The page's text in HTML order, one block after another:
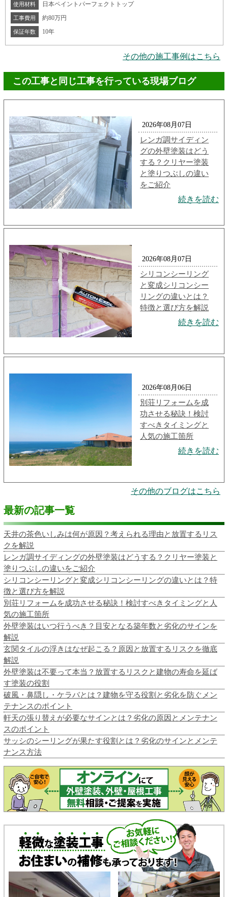
使用材料 日本ペイントパーフェクトトップ
工事費用 約80万円
保証年数 10年
その他の施工事例はこちら
この工事と同じ工事を行っている現場ブログ
2026年08月07日
レンガ調サイディン
グの外壁塗装はどう
する？クリヤー塗装
と塗りつぶしの違い
をご紹介
続きを読む
2026年08月07日
シリコンシーリング
と変成シリコンシー
リングの違いとは？
特徴と選び方を解説
続きを読む
2026年08月06日
別荘リフォームを成
功させる秘訣！検討
すべきタイミングと
人気の施工箇所
続きを読む
その他のブログはこちら
最新の記事一覧
天井の茶色いしみは何が原因？考えられる理由と放置するリス
クを解説
レンガ調サイディングの外壁塗装はどうする？クリヤー塗装と
塗りつぶしの違いをご紹介
シリコンシーリングと変成シリコンシーリングの違いとは？特
徴と選び方を解説
別荘リフォームを成功させる秘訣！検討すべきタイミングと人
気の施工箇所
外壁塗装はいつ行うべき？目安となる築年数と劣化のサインを
解説
玄関タイルの浮きはなぜ起こる？原因と放置するリスクを徹底
解説
外壁塗装は不要って本当？放置するリスクと建物の寿命を延ば
す塗装の役割
破風・鼻隠し・ケラバとは？建物を守る役割と劣化を防ぐメン
テナンスのポイント
軒天の張り替えが必要なサインとは？劣化の原因とメンテナン
スのポイント
サッシのシーリングが果たす役割とは？劣化のサインとメンテ
ナンス方法